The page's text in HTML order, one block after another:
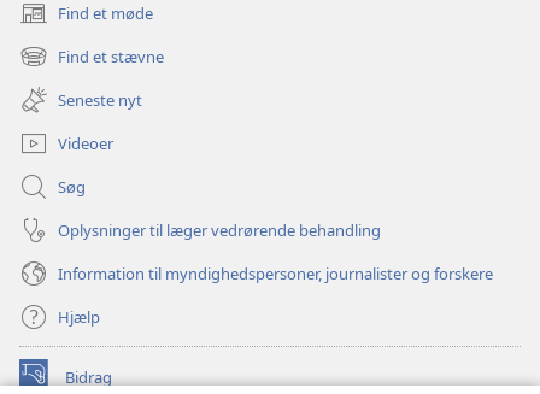
Find et møde
(åbner
nyt
vindue)
Find et stævne
(åbner
nyt
vindue)
Seneste nyt
Videoer
Søg
Oplysninger til læger vedrørende behandling
Information til myndighedspersoner, journalister og forskere
Hjælp
Bidrag
(åbner